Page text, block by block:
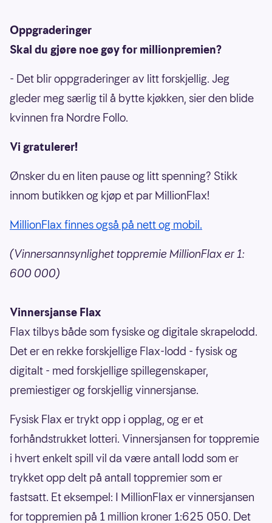
Oppgraderinger
Skal du gjøre noe gøy for millionpremien?
- Det blir oppgraderinger av litt forskjellig. Jeg
gleder meg særlig til å bytte kjøkken, sier den blide
kvinnen fra Nordre Follo.
Vi gratulerer!
Ønsker du en liten pause og litt spenning? Stikk
innom butikken og kjøp et par MillionFlax!
MillionFlax finnes også på nett og mobil.
(Vinnersannsynlighet toppremie MillionFlax er 1:
600 000)
Vinnersjanse Flax
Flax tilbys både som fysiske og digitale skrapelodd.
Det er en rekke forskjellige Flax-lodd - fysisk og
digitalt - med forskjellige spillegenskaper,
premiestiger og forskjellig vinnersjanse.
Fysisk Flax er trykt opp i opplag, og er et
forhåndstrukket lotteri. Vinnersjansen for toppremie
i hvert enkelt spill vil da være antall lodd som er
trykket opp delt på antall toppremier som er
fastsatt. Et eksempel: I MillionFlax er vinnersjansen
for toppremien på 1 million kroner 1:625 050. Det